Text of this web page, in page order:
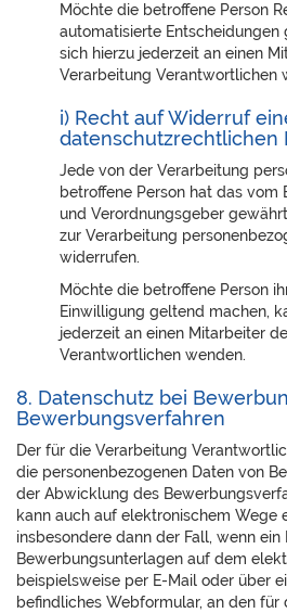
Möchte die betroffene Person
automatisierte Entscheidungen
sich hierzu jederzeit an einen
Verarbeitung Verantwortlichen
i) Recht auf Widerruf
datenschutzrechtlichen
Jede von der Verarbeitung
betroffene Person hat das vom
und Verordnungsgeber
zur Verarbeitung
widerrufen.
Möchte die betroffene Person
Einwilligung geltend machen,
jederzeit an einen Mitarbeiter
Verantwortlichen wenden.
8. Datenschutz bei
Bewerbungsverfahren
Der für die Verarbeitung
die personenbezogenen Daten von
der Abwicklung des
kann auch auf elektronischem Wege
insbesondere dann der Fall, wenn
Bewerbungsunterlagen auf dem
beispielsweise per E-Mail oder über
befindliches Webformular, an den für